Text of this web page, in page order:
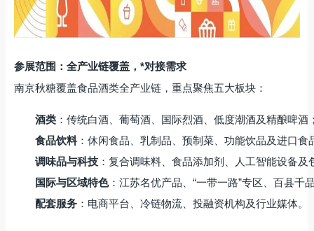
参展范围：全产业链覆盖，*对接需求
南京秋糖覆盖食品酒类全产业链，重点聚焦五大板块：
酒类 ：传统白酒、葡萄酒、国际烈酒、低度潮酒及精酿啤酒
食品饮料：休闲食品、乳制品、预制菜、功能饮品及进口食
调味品与科技 ：复合调味料、食品添加剂、人工智能设备及
国际与区域特色：江苏名优产品、“一带一路”专区、百县千
配套服务 ：电商平台、冷链物流、投融资机构及行业媒体。